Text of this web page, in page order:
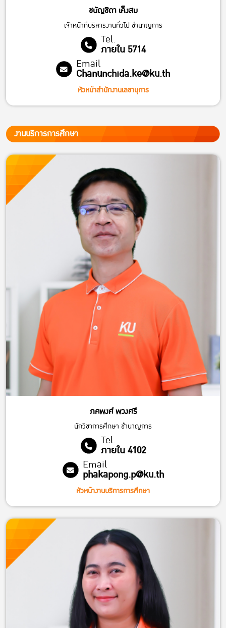
ชนัญชิดา เค็งสม
เจ้าหน้าที่บริหารงานทั่วไป ชำนาญการ
Tel.
ภายใน 5714
Email
Chanunchida.ke@ku.th
หัวหน้าสำนักงานเลขานุการ
งานบริการการศึกษา
ภคพงศ์ พวงศรี
นักวิชาการศึกษา ชำนาญการ
Tel.
ภายใน 4102
Email
phakapong.p@ku.th
หัวหน้างานบริการการศึกษา